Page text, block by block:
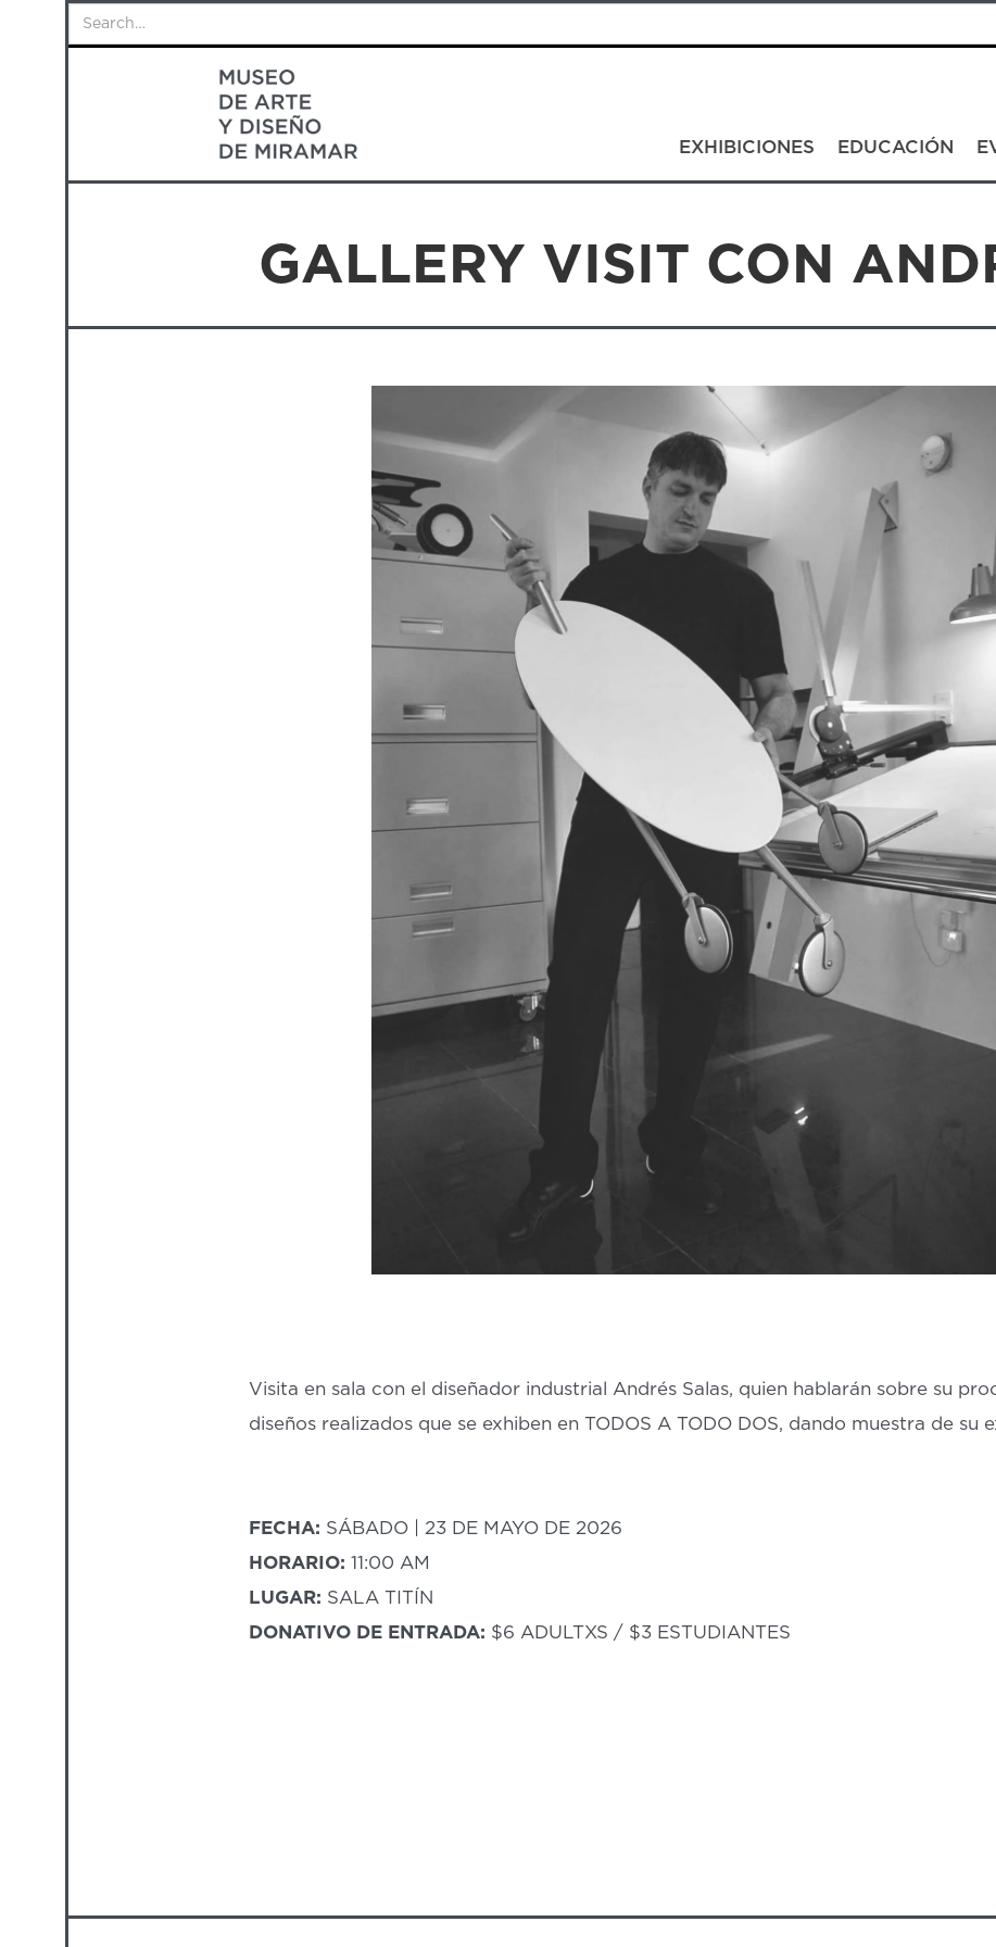
EXHIBICIONES EDUCACIÓN
GALLERY VISIT CON
Visita en sala con el diseñador industrial Andrés Salas, quien hablarán sobre su
diseños realizados que se exhiben en TODOS A TODO DOS, dando muestra de su
FECHA: SÁBADO | 23 DE MAYO DE 2026
HORARIO:11:00 AM
LUGAR: SALA TITÍN
DONATIVO DE ENTRADA: $6 ADULTXS / $3 ESTUDIANTES